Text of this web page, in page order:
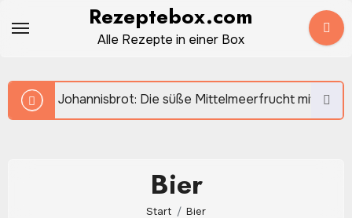
Inhalt
Rezeptebox.com
Alle Rezepte in einer Box
Johannisbrot: Die süße Mittelmeerfrucht mit
Bier
Start Bier